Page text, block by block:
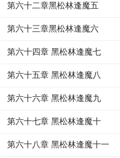
第六十二章黑松林逢魔五
第六十三章黑松林逢魔六
第六十四章 黑松林逢魔七
第六十五章 黑松林逢魔八
第六十六章 黑松林逢魔九
第六十七章 黑松林逢魔十
第六十八章 黑松林逢魔十一